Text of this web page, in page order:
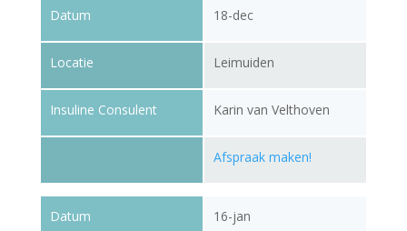
Datum
Locatie
Insuline Consulent
18-dec
Leimuiden
Karin van Velthoven
Afspraak maken!
Datum 16-jan